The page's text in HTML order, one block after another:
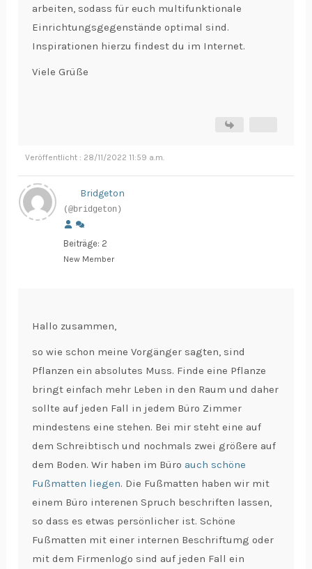
arbeiten, sodass für euch multifunktionale
Einrichtungsgegenstände optimal sind.
Inspirationen hierzu findest du im Internet.
Viele Grüße
Veröffentlicht : 28/11/2022 11:59 a.m.
Bridgeton
(@bridgeton)
Beiträge: 2
New Member
Hallo zusammen,
so wie schon meine Vorgänger sagten, sind
Pflanzen ein absolutes Muss. Finde eine Pflanze
bringt einfach mehr Leben in den Raum und daher
sollte auf jeden Fall in jedem Büro Zimmer
mindestens eine stehen. Bei mir steht eine auf
dem Schreibtisch und nochmals zwei größere auf
dem Boden. Wir haben im Büro auch schöne
Fußmatten liegen. Die Fußmatten haben wir mit
einem Büro interenen Spruch beschriften lassen,
so dass es etwas persönlicher ist. Schöne
Fußmatten mit einer internen Beschriftumg oder
mit dem Firmenlogo sind auf jeden Fall ein